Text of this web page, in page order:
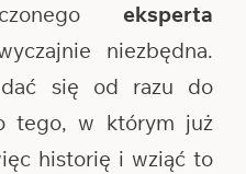
eksperta
niezbędna.
się od razu do
tego, w którym już
historię i wziąć to